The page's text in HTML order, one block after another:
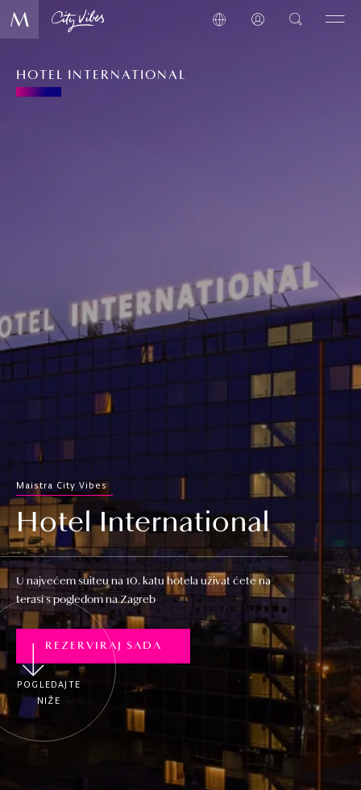
HOTEL INTERNATIONAL
Maistra City Vibes
Hotel International
U najvećem suiteu na 10. katu hotela uživat ćete na
terasi s pogledom na Zagreb
REZERVIRAJ SADA
POGLEDAJTE
NIŽE